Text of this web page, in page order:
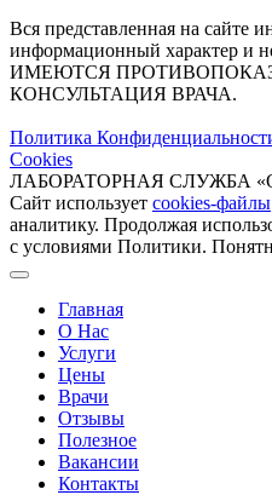
Вся представленная на сайте
информационный характер и
ИМЕЮТСЯ
КОНСУЛЬТАЦИЯ ВРАЧА.
Политика
Cookies
ЛАБОРАТОРНАЯ СЛУЖБА
Сайт использует cookies-файлы
аналитику. Продолжая
с условиями Политики.
Главная
О Нас
Услуги
Цены
Врачи
Отзывы
Полезное
Вакансии
Контакты